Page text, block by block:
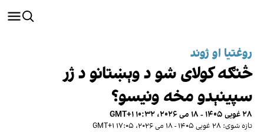
روغتیا او ژوند
څنګه کولای شو د وېښتانو د ژر
سپینېدو مخه ونیسو؟
۲۸ غویی ۱۴۰۵ - ۱۸ می ۲۰۲۶، ۱۰:۳۲ GMT+۱
تازه شوی: ۲۸ غویی ۱۴۰۵ - ۱۸ می ۲۰۲۶، ۱۷:۰۵ GMT+۱